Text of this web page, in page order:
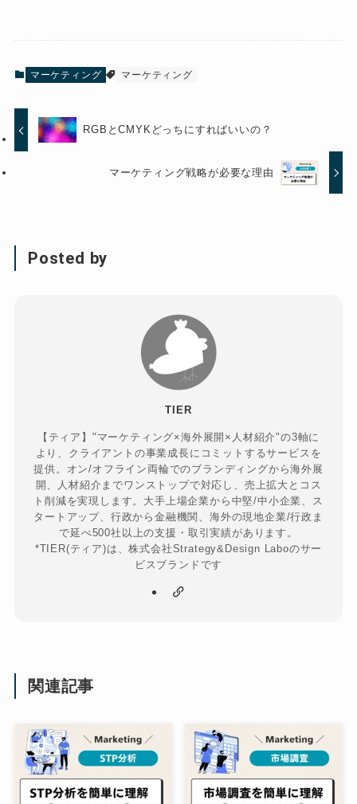
マーケティング マーケティング
RGBとCMYKどっちにすればいいの？
マーケティング戦略が必要な理由
Posted by
TIER
【ティア】"マーケティング×海外展開×人材紹介"の3軸に
より、クライアントの事業成長にコミットするサービスを
提供。オン/オフライン両輪でのブランディングから海外展
開、人材紹介までワンストップで対応し、売上拡大とコス
ト削減を実現します。大手上場企業から中堅/中小企業、ス
タートアップ、行政から金融機関、海外の現地企業/行政ま
で延べ500社以上の支援・取引実績があります。
*TIER(ティア)は、株式会社Strategy&Design Laboのサー
ビスブランドです
関連記事